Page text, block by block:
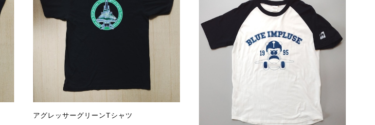
アグレッサーグリーンTシャツ